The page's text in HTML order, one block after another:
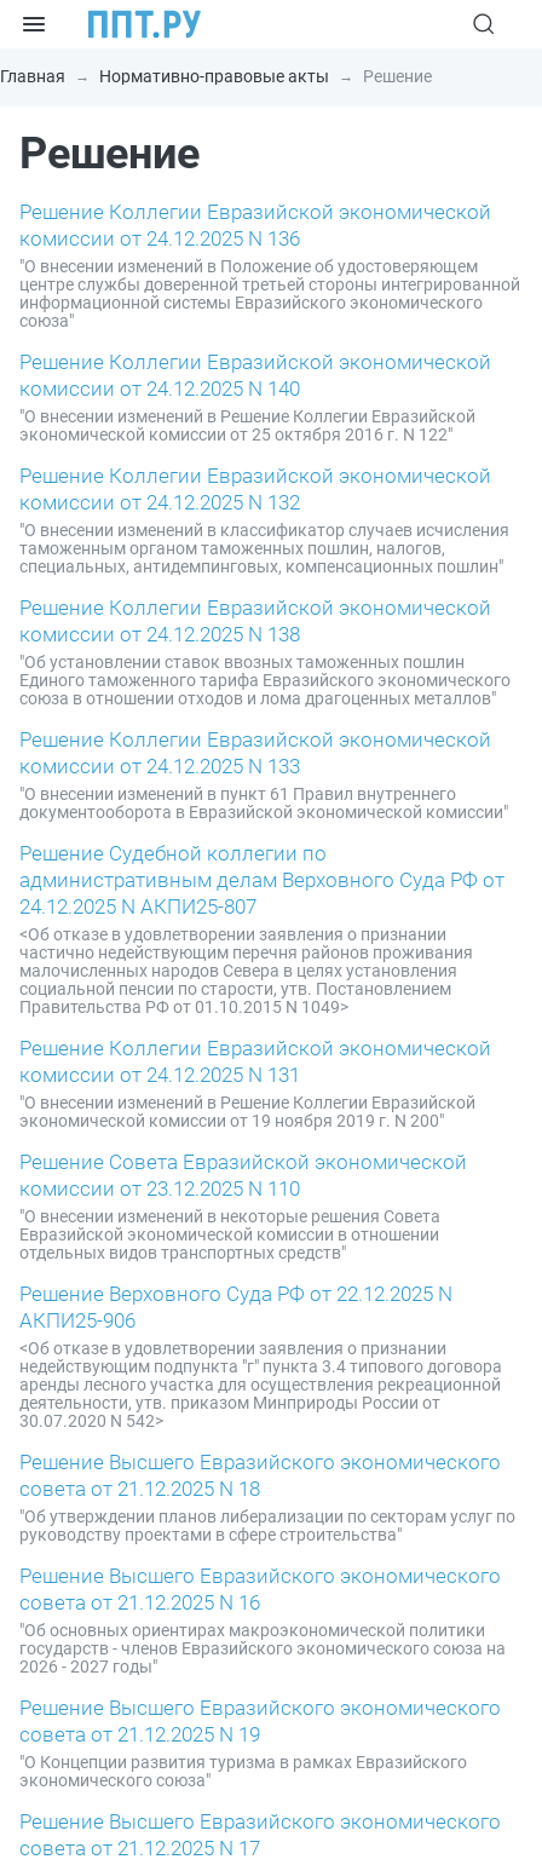
Главная Нормативно-правовые акты Решение
Решение
Решение Коллегии Евразийской экономической
комиссии от 24.12.2025 N 136
"О внесении изменений в Положение об удостоверяющем
центре службы доверенной третьей стороны интегрированной
информационной системы Евразийского экономического
союза"
Решение Коллегии Евразийской экономической
комиссии от 24.12.2025 N 140
"О внесении изменений в Решение Коллегии Евразийской
экономической комиссии от 25 октября 2016 г. N 122"
Решение Коллегии Евразийской экономической
комиссии от 24.12.2025 N 132
"О внесении изменений в классификатор случаев исчисления
таможенным органом таможенных пошлин, налогов,
специальных, антидемпинговых, компенсационных пошлин"
Решение Коллегии Евразийской экономической
комиссии от 24.12.2025 N 138
"Об установлении ставок ввозных таможенных пошлин
Единого таможенного тарифа Евразийского экономического
союза в отношении отходов и лома драгоценных металлов"
Решение Коллегии Евразийской экономической
комиссии от 24.12.2025 N 133
"О внесении изменений в пункт 61 Правил внутреннего
документооборота в Евразийской экономической комиссии"
Решение Судебной коллегии по
административным делам Верховного Суда РФ от
24.12.2025 N АКПИ25-807
<Об отказе в удовлетворении заявления о признании
частично недействующим перечня районов проживания
малочисленных народов Севера в целях установления
социальной пенсии по старости, утв. Постановлением
Правительства РФ от 01.10.2015 N 1049>
Решение Коллегии Евразийской экономической
комиссии от 24.12.2025 N 131
"О внесении изменений в Решение Коллегии Евразийской
экономической комиссии от 19 ноября 2019 г. N 200"
Решение Совета Евразийской экономической
комиссии от 23.12.2025 N 110
"О внесении изменений в некоторые решения Совета
Евразийской экономической комиссии в отношении
отдельных видов транспортных средств"
Решение Верховного Суда РФ от 22.12.2025 N
АКПИ25-906
<Об отказе в удовлетворении заявления о признании
недействующим подпункта "г" пункта 3.4 типового договора
аренды лесного участка для осуществления рекреационной
деятельности, утв. приказом Минприроды России от
30.07.2020 N 542>
Решение Высшего Евразийского экономического
совета от 21.12.2025 N 18
"Об утверждении планов либерализации по секторам услуг по
руководству проектами в сфере строительства"
Решение Высшего Евразийского экономического
совета от 21.12.2025 N 16
"Об основных ориентирах макроэкономической политики
государств - членов Евразийского экономического союза на
2026 - 2027 годы"
Решение Высшего Евразийского экономического
совета от 21.12.2025 N 19
"О Концепции развития туризма в рамках Евразийского
экономического союза"
Решение Высшего Евразийского экономического
совета от 21.12.2025 N 17